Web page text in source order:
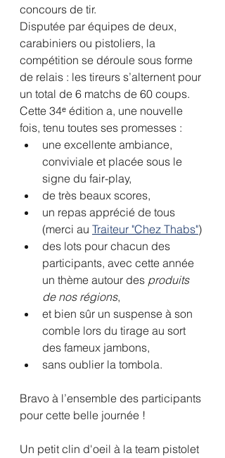
concours de tir.
Disputée par équipes de deux,
carabiniers ou pistoliers, la
compétition se déroule sous forme
de relais : les tireurs s’alternent pour
un total de 6 matchs de 60 coups.
Cette 34ᵉ édition a, une nouvelle
fois, tenu toutes ses promesses :
une excellente ambiance,
conviviale et placée sous le
signe du fair-play,
de très beaux scores,
un repas apprécié de tous
(merci au Traiteur "Chez Thabs")
des lots pour chacun des
participants, avec cette année
un thème autour des produits
de nos régions,
et bien sûr un suspense à son
comble lors du tirage au sort
des fameux jambons,
sans oublier la tombola.
Bravo à l’ensemble des participants
pour cette belle journée !
Un petit clin d'oeil à la team pistolet